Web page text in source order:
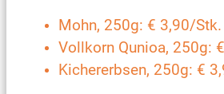
Mohn, 250g: € 3,90/Stk.
Vollkorn Qunioa, 250g:
Kichererbsen, 250g: €